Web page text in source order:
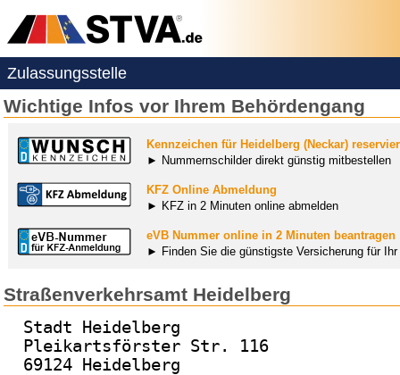
Zulassungsstelle
Wichtige Infos vor Ihrem Behördengang
Kennzeichen für Heidelberg (Neckar)
► Nummernschilder direkt günstig mitbestellen
KFZ Online Abmeldung
► KFZ in 2 Minuten online abmelden
eVB Nummer online in 2 Minuten beantragen
► Finden Sie die günstigste Versicherung für
Straßenverkehrsamt Heidelberg
Stadt Heidelberg
Pleikartsförster Str. 116
69124 Heidelberg